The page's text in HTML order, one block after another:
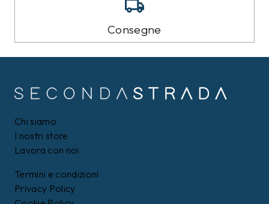
Consegne
Chi siamo
I nostri store
Lavora con noi
Termini e condizioni
Privacy Policy